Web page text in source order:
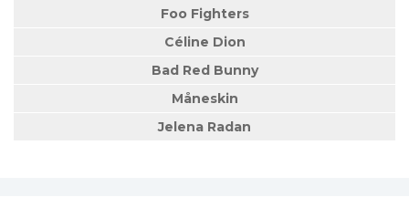
Foo Fighters
Céline Dion
Bad Red Bunny
Måneskin
Jelena Radan